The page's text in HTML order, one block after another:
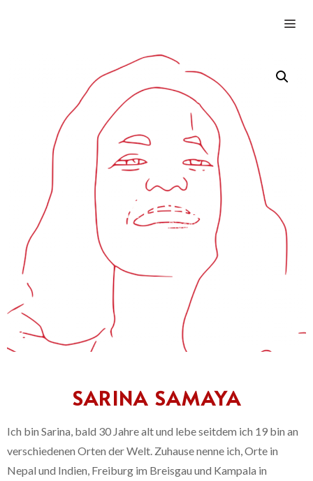
SARINA SAMAYA
Ich bin Sarina, bald 30 Jahre alt und lebe seitdem ich 19 bin an
verschiedenen Orten der Welt. Zuhause nenne ich, Orte in
Nepal und Indien, Freiburg im Breisgau und Kampala in